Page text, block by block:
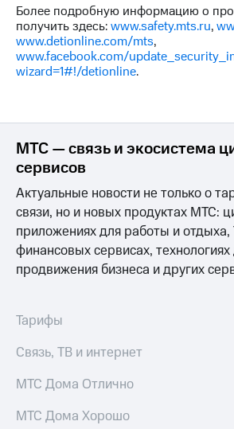
Описание
Еврооблигации-2023
Уведомление
о
погашении
Другое
Регистратор
Реквизиты
Контакты
развитие
деловая этика
На главную
Более подробную информацию о
получить здесь:www.safety.mts.ru,
www.detionline.com/mts,
www.facebook.com/
wizard=1#!/detionline.
МТС — связь и экосистема
сервисов
Актуальные новости не только о
связи, но и новых продуктах МТС:
приложениях для работы и
финансовых сервисах, технологиях
продвижения бизнеса и других
Тарифы
Связь, ТВ и интернет
МТС Дома Отлично
МТС Дома Хорошо